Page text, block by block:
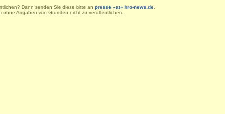
Dann senden Sie diese bitte an presse «at» hro-news.de
ohne Angaben von Gründen nicht zu veröffentlichen.